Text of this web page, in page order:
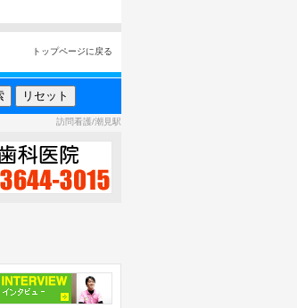
トップページに戻る
訪問看護/潮見駅